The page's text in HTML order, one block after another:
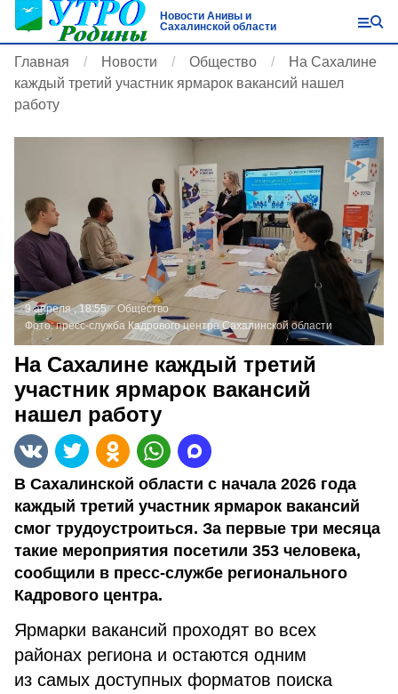
Новости Анивы и
Сахалинской области
Главная Новости Общество
На Сахалине
каждый третий участник ярмарок вакансий нашел
работу
9 апреля , 18:55
Общество
Фото:пресс-служба Кадрового центра Сахалинской области
На Сахалине каждый третий
участник ярмарок вакансий
нашел работу
В Сахалинской области с начала 2026 года
каждый третий участник ярмарок вакансий
смог трудоустроиться. За первые три месяца
такие мероприятия посетили 353 человека,
сообщили в пресс-службе регионального
Кадрового центра.
Ярмарки вакансий проходят во всех
районах региона и остаются одним
из самых доступных форматов поиска